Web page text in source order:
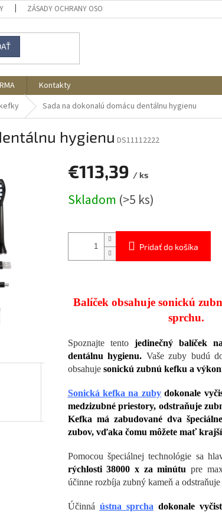
ZÁSADY OCHRANY OSOBNÝCH ÚDAJOV
Kontakty
Sada na dokonalú domácu dentálnu hygienu
hygienu DS11112222
€113,39 / ks
cena:
Skladom (>5 ks)
Pridať do košíka
Balíček obsahuje sonickú
sprchu.
Spoznajte tento jedinečný balíček
dentálnu hygienu. Vaše zuby budú
obsahuje sonickú zubnú kefku a
Sonická kefka na zubydokonale
medzizubné priestory, odstraňuje
Kefka má zabudované dva
zubov, vďaka čomu môžete mať
Pomocou špeciálnej technológie sa
rýchlosti 38000 x za minútu pre
účinne rozbíja zubný kameň a
Účinná ústna sprchadokonale